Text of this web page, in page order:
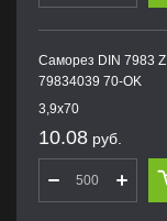
Саморез DIN 7983
79834039 70-OK
3,9х70
10.08 руб.